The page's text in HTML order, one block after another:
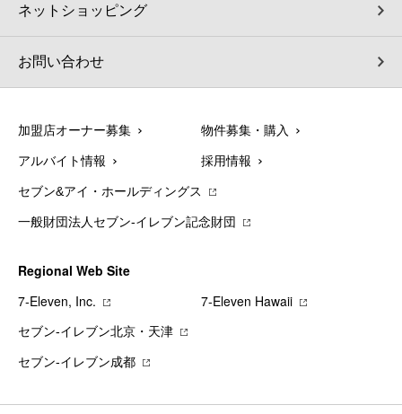
ネットショッピング
お問い合わせ
加盟店オーナー募集 物件募集・購入
アルバイト情報 採用情報
セブン&アイ・ホールディングス
一般財団法人セブン-イレブン記念財団
Regional Web Site
7‐Eleven, Inc.
7‐Eleven Hawaii
セブン‐イレブン北京・天津
セブン‐イレブン成都